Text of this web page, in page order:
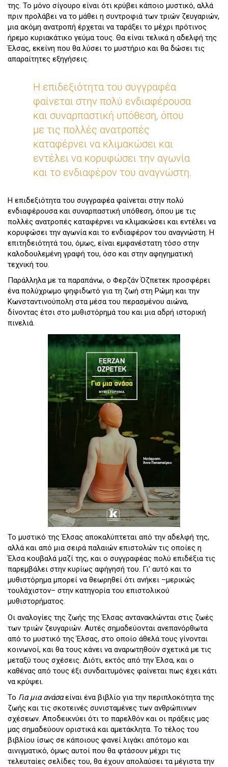
της. Το μόνο σίγουρο είναι ότι κρύβει κάποιο μυστικό, αλλά
πριν προλάβει να το μάθει η συντροφιά των τριών ζευγαριών,
μια ακόμη ανατροπή έρχεται να ταράξει το μέχρι πρότινος
ήρεμο κυριακάτικο γεύμα τους. Θα είναι τελικά η αδελφή της
Έλσας, εκείνη που θα λύσει το μυστήριο και θα δώσει τις
απαραίτητες εξηγήσεις.
Η επιδεξιότητα του συγγραφέα
φαίνεται στην πολύ ενδιαφέρουσα
και συναρπαστική υπόθεση, όπου
με τις πολλές ανατροπές
καταφέρνει να κλιμακώσει και
εντέλει να κορυφώσει την αγωνία
και το ενδιαφέρον του αναγνώστη.
Η επιδεξιότητα του συγγραφέα φαίνεται στην πολύ
ενδιαφέρουσα και συναρπαστική υπόθεση, όπου με τις
πολλές ανατροπές καταφέρνει να κλιμακώσει και εντέλει να
κορυφώσει την αγωνία και το ενδιαφέρον του αναγνώστη. Η
επιτηδειότητά του, όμως, είναι εμφανέστατη τόσο στην
καλοδουλεμένη γραφή του, όσο και στην αφηγηματική
τεχνική του.
Παράλληλα με τα παραπάνω, ο Φερζάν Όζπετεκ προσφέρει
ένα πολύχρωμο ψηφιδωτό για τη ζωή στη Ρώμη και την
Κωνσταντινούπολη στα μέσα του περασμένου αιώνα,
δίνοντας έτσι στο μυθιστόρημά του και μια αδρή ιστορική
πινελιά.
Το μυστικό της Έλσας αποκαλύπτεται από την αδελφή της,
αλλά και από μια σειρά παλαιών επιστολών τις οποίες η
Έλσα κουβαλά μαζί της, και ο συγγραφέας πολύ επιδέξια τις
παρεμβάλει στην κυρίως αφήγησή του. Γι' αυτό και το
μυθιστόρημα μπορεί να θεωρηθεί ότι ανήκει –μερικώς
τουλάχιστον– στην κατηγορία του επιστολικού
μυθιστορήματος.
Οι αναλογίες της ζωής της Έλσας αντανακλώνται στις ζωές
των τριών ζευγαριών. Αυτές σημαδεύονται ανεπανόρθωτα
από το μυστικό της Έλσας, στο οποίο άθελά τους γίνονται
κοινωνοί, και θα τους κάνει να αναρωτηθούν σχετικά με τις
μεταξύ τους σχέσεις. Διότι, εκτός από την Έλσα, και ο
καθένας από τους έξι συνδαιτυμόνες φαίνεται πως έχει κάτι
να κρύψει.
Το Για μια ανάσαείναι ένα βιβλίο για την περιπλοκότητα της
ζωής και τις σκοτεινές συνισταμένες των ανθρώπινων
σχέσεων. Αποδεικνύει ότι το παρελθόν και οι πράξεις μας
μας σημαδεύουν οριστικά και αμετάκλητα. Το τέλος του
βιβλίου ίσως σε κάποιους φανεί λιγάκι απότομο και
αινιγματικό, όμως αυτοί που θα φτάσουν μέχρι τις
τελευταίες σελίδες του, θα έχουν απολαύσει τα μέγιστα την